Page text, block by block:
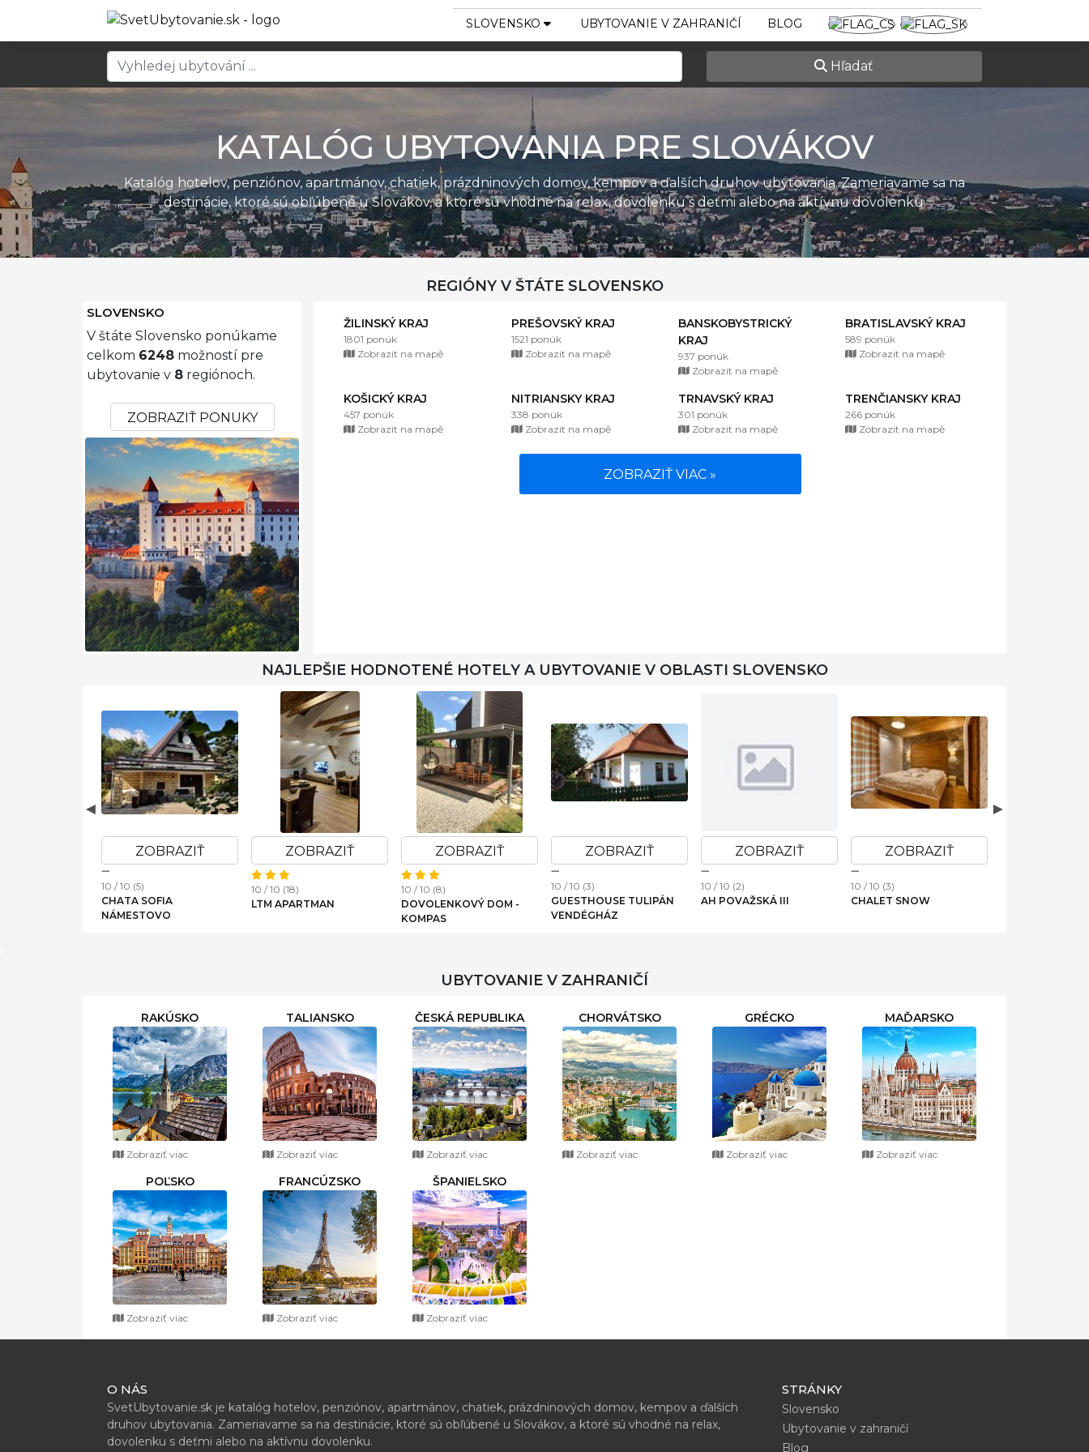
SLOVENSKO UBYTOVANIE V ZAHRANIČÍ BLOG
Hľadať
KATALÓG UBYTOVANIA PRE SLOVÁKOV
Katalóg hotelov, penziónov, apartmánov, chatiek, prázdninových domov, kempov a ďalších druhov ubytovania. Zameriavame sa na
destinácie, ktoré sú obľúbené u Slovákov, a ktoré sú vhodné na relax, dovolenku s deťmi alebo na aktívnu dovolenku.
REGIÓNY V ŠTÁTE SLOVENSKO
SLOVENSKO
V štáte Slovensko ponúkame
celkom 6248 možností pre
ubytovanie v 8 regiónoch.
ZOBRAZIŤ PONUKY
ŽILINSKÝ KRAJ
1801 ponúk
Zobrazit na mapě
PREŠOVSKÝ KRAJ
1521 ponúk
Zobrazit na mapě
BANSKOBYSTRICKÝ
KRAJ
937 ponúk
Zobrazit na mapě
BRATISLAVSKÝ KRAJ
589 ponúk
Zobrazit na mapě
KOŠICKÝ KRAJ
457 ponúk
Zobrazit na mapě
NITRIANSKY KRAJ
338 ponúk
Zobrazit na mapě
TRNAVSKÝ KRAJ
301 ponúk
Zobrazit na mapě
TRENČIANSKY KRAJ
266 ponúk
Zobrazit na mapě
ZOBRAZIŤ VIAC »
NAJLEPŠIE HODNOTENÉ HOTELY A UBYTOVANIE V OBLASTI SLOVENSKO
ZOBRAZIŤ
10 / 10 (5)
CHATA SOFIA
NÁMESTOVO
ZOBRAZIŤ
10 / 10 (18)
LTM APARTMAN
ZOBRAZIŤ
10 / 10 (8)
DOVOLENKOVÝ DOM -
KOMPAS
ZOBRAZIŤ
10 / 10 (3)
GUESTHOUSE TULIPÁN
VENDÉGHÁZ
ZOBRAZIŤ
10 / 10 (2)
AH POVAŽSKÁ III
ZOBRAZIŤ
10 / 10 (3)
CHALET SNOW
UBYTOVANIE V ZAHRANIČÍ
RAKÚSKO
Zobraziť viac
TALIANSKO
Zobraziť viac
ČESKÁ REPUBLIKA
Zobraziť viac
CHORVÁTSKO
Zobraziť viac
GRÉCKO
Zobraziť viac
MAĎARSKO
Zobraziť viac
POĽSKO
Zobraziť viac
FRANCÚZSKO
Zobraziť viac
ŠPANIELSKO
Zobraziť viac
O NÁS
SvetUbytovanie.sk je katalóg hotelov, penziónov, apartmánov, chatiek, prázdninových domov, kempov a ďalších
druhov ubytovania. Zameriavame sa na destinácie, ktoré sú obľúbené u Slovákov, a ktoré sú vhodné na relax,
dovolenku s deťmi alebo na aktívnu dovolenku.
STRÁNKY
Slovensko
Ubytovanie v zahraničí
Blog